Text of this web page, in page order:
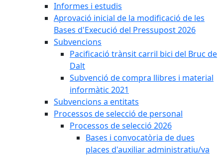
Informes i estudis
Aprovació inicial de la modificació de les
Bases d'Execució del Pressupost 2026
Subvencions
Pacificació trànsit carril bici del Bruc de
Dalt
Subvenció de compra llibres i material
informàtic 2021
Subvencions a entitats
Processos de selecció de personal
Processos de selecció 2026
Bases i convocatòria de dues
places d'auxiliar administratiu/va